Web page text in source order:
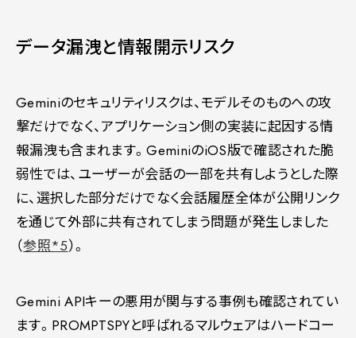
データ漏洩と情報開示リスク
Geminiのセキュリティリスクは、モデルそのものへの攻
撃だけでなく、アプリケーション側の実装に起因する情
報漏洩も含まれます。GeminiのiOS版で確認された脆
弱性では、ユーザーが会話の一部を共有しようとした際
に、選択した部分だけでなく会話履歴全体が公開リンク
を通じて外部に共有されてしまう問題が発生しました
（参照*5）。
Gemini APIキーの悪用が関与する事例も確認されてい
ます。PROMPTSPYと呼ばれるマルウェアはハードコー